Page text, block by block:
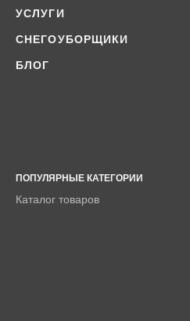
УСЛУГИ
СНЕГОУБОРЩИКИ
БЛОГ
ПОПУЛЯРНЫЕ КАТЕГОРИИ
Каталог товаров